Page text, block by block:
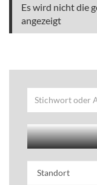
Es wird nicht die
angezeigt